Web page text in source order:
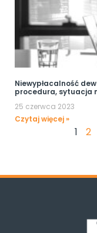
Niewypłacalność
procedura, sytuacja
25 czerwca 2023
Czytaj więcej »
1 2